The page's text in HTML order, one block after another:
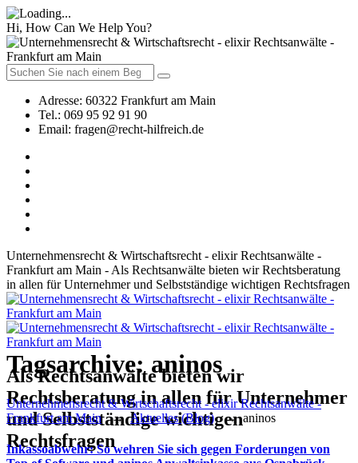
Hi, How Can We Help You?
Adresse: 60322 Frankfurt am Main
Tel.: 069 95 92 91 90
Email: fragen@recht-hilfreich.de
Unternehmensrecht & Wirtschaftsrecht - elixir Rechtsanwälte -
Frankfurt am Main - Als Rechtsanwälte bieten wir Rechtsberatung
in allen für Unternehmer und Selbstständige wichtigen Rechtsfragen
Als Rechtsanwälte bieten wir
Rechtsberatung in allen für Unternehmer
und Selbstständige wichtigen
Rechtsfragen
Tagsarchive:aninos
Unternehmensrecht & Wirtschaftsrecht - elixir Rechtsanwälte -
Frankfurt am Main →Aktuelles (Blog)→aninos
Inkassoabwehr: So wehren Sie sich gegen Forderungen von